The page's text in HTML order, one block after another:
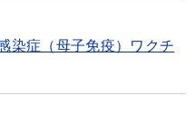
染症（母子免疫）ワクチ